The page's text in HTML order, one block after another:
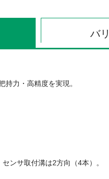
バ
持力・高精度を実現。
ンサ取付溝は2方向（4本）。